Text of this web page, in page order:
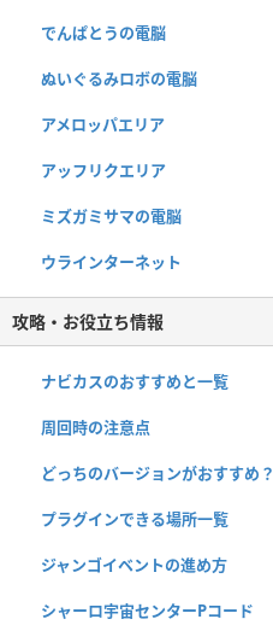
でんぱとうの電脳
ぬいぐるみロボの電脳
アメロッパエリア
アッフリクエリア
ミズガミサマの電脳
ウラインターネット
攻略・お役立ち情報
ナビカスのおすすめと一覧
周回時の注意点
どっちのバージョンがおすすめ？
プラグインできる場所一覧
ジャンゴイベントの進め方
シャーロ宇宙センターPコード